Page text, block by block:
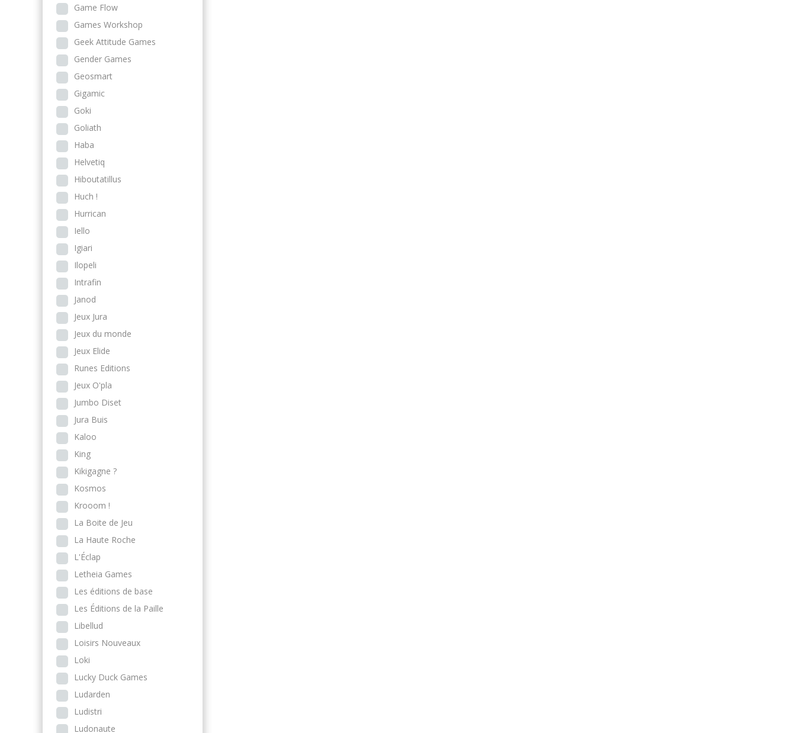
Game Flow
Games Workshop
Geek Attitude Games
Gender Games
Geosmart
Gigamic
Goki
Goliath
Haba
Helvetiq
Hiboutatillus
Huch !
Hurrican
Iello
Igiari
Ilopeli
Intrafin
Janod
Jeux Jura
Jeux du monde
Jeux Elide
Runes Editions
Jeux O'pla
Jumbo Diset
Jura Buis
Kaloo
King
Kikigagne ?
Kosmos
Krooom !
La Boite de Jeu
La Haute Roche
L'Éclap
Letheia Games
Les éditions de base
Les Éditions de la Paille
Libellud
Loisirs Nouveaux
Loki
Lucky Duck Games
Ludarden
Ludistri
Ludonaute